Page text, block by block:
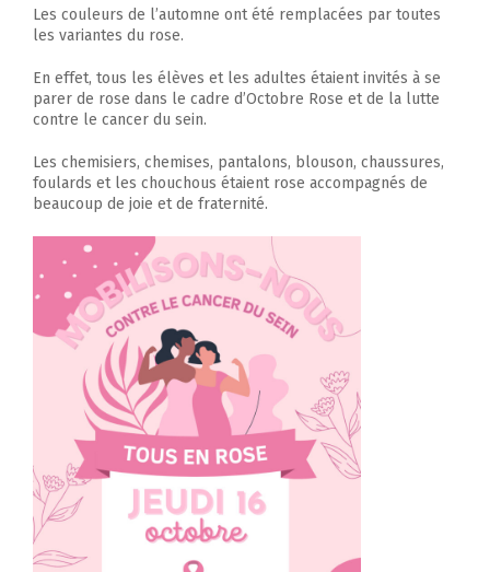
Les couleurs de l’automne ont été remplacées par toutes
les variantes du rose.
En effet, tous les élèves et les adultes étaient invités à se
parer de rose dans le cadre d’Octobre Rose et de la lutte
contre le cancer du sein.
Les chemisiers, chemises, pantalons, blouson, chaussures,
foulards et les chouchous étaient rose accompagnés de
beaucoup de joie et de fraternité.